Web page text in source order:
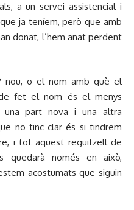
a un servei assistencial i
ja teníem, però que amb
donat, l’hem anat perdent
nou, o el nom amb què el
de fet el nom és el menys
una part nova i una altra
no tinc clar és si tindrem
i tot aquest reguitzell de
quedarà només en això,
acostumats que siguin